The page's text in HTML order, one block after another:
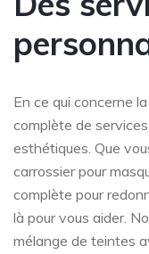
En ce qui concerne
complète de
esthétiques. Que
carrossier pour
complète pour
là pour vous aider.
mélange de teintes